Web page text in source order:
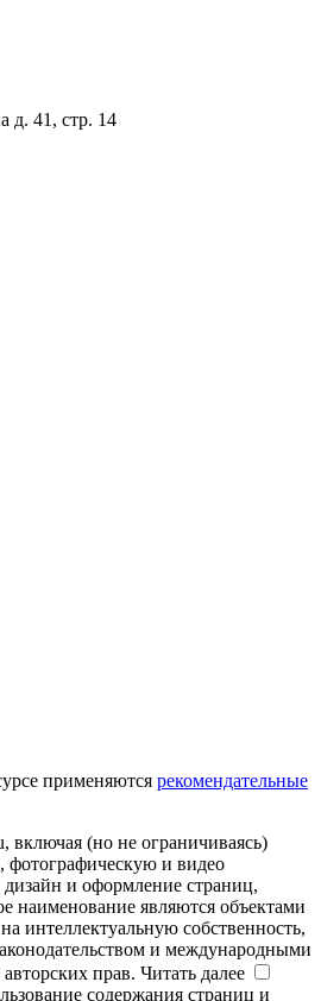
д. 41, стр. 14
применяются рекомендательные
включая (но не ограничиваясь)
фотографическую и видео
и оформление страниц,
наименование являются объектами
интеллектуальную собственность,
и международными
прав. Читать далее
содержания страниц и